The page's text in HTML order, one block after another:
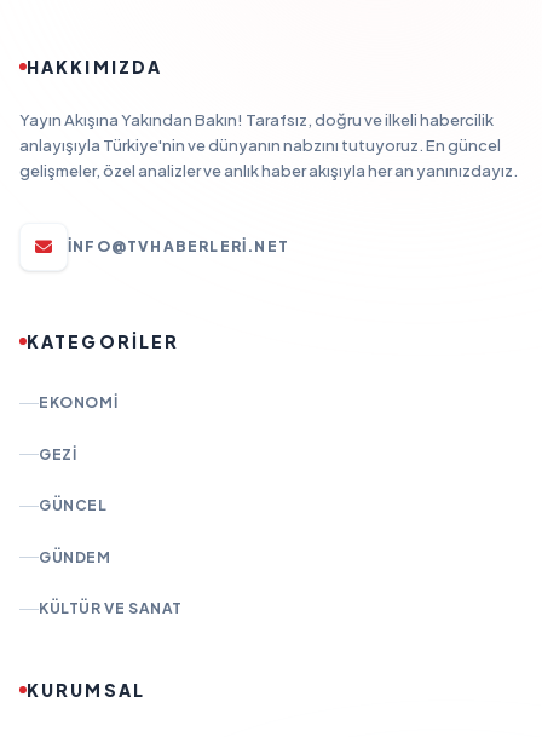
HAKKIMIZDA
Yayın Akışına Yakından Bakın! Tarafsız, doğru ve ilkeli habercilik
anlayışıyla Türkiye'nin ve dünyanın nabzını tutuyoruz. En güncel
gelişmeler, özel analizler ve anlık haber akışıyla her an yanınızdayız.
INFO@TVHABERLERI.NET
KATEGORİLER
EKONOMI
GEZI
GÜNCEL
GÜNDEM
KÜLTÜR VE SANAT
KURUMSAL